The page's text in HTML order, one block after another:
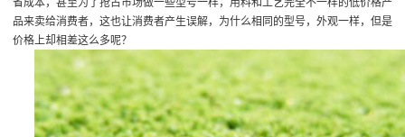
品来卖给消费者，这也让消费者产生误解，为什么相同的型号，外观一样，但是
价格上却相差这么多呢？